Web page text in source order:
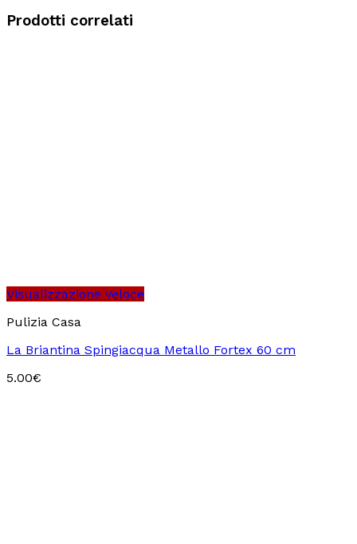
Prodotti correlati
Visualizzazione Veloce
Pulizia Casa
La Briantina Spingiacqua Metallo Fortex 60 cm
5.00€